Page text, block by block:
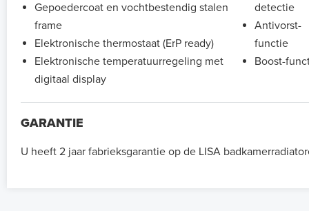
Gepoedercoat en vochtbestendig stalen
frame
Elektronische thermostaat (ErP ready)
Elektronische temperatuurregeling met
digitaal display
detectie
Antivorst-
functie
Boost-
GARANTIE
U heeft 2 jaar fabrieksgarantie op de LISA